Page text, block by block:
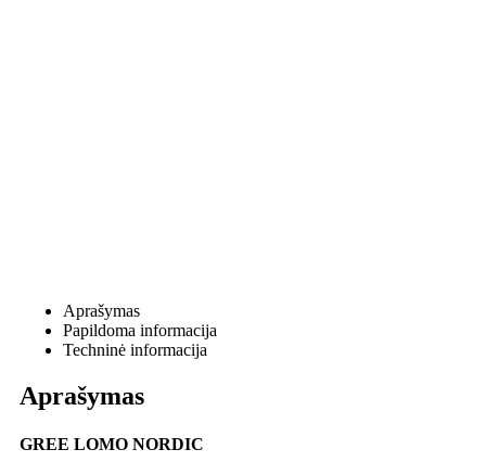
Aprašymas
Papildoma informacija
Techninė informacija
Aprašymas
GREE LOMO NORDIC